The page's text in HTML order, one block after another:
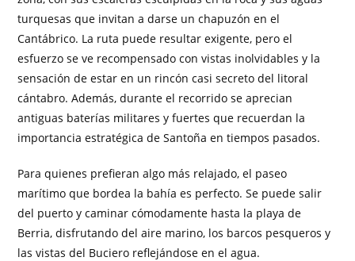
turquesas que invitan a darse un chapuzón en el
Cantábrico. La ruta puede resultar exigente, pero el
esfuerzo se ve recompensado con vistas inolvidables y la
sensación de estar en un rincón casi secreto del litoral
cántabro. Además, durante el recorrido se aprecian
antiguas baterías militares y fuertes que recuerdan la
importancia estratégica de Santoña en tiempos pasados.
Para quienes prefieran algo más relajado, el paseo
marítimo que bordea la bahía es perfecto. Se puede salir
del puerto y caminar cómodamente hasta la playa de
Berria, disfrutando del aire marino, los barcos pesqueros y
las vistas del Buciero reflejándose en el agua.